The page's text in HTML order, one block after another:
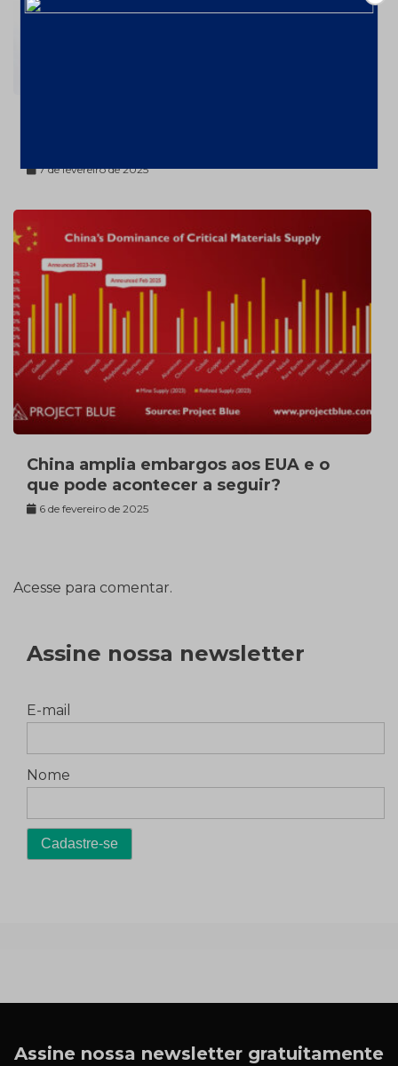
7 de fevereiro de 2025
China amplia embargos aos EUA e o
que pode acontecer a seguir?
6 de fevereiro de 2025
Acesse para comentar.
Assine nossa newsletter
E-mail
Nome
Assine nossa newsletter gratuitamente